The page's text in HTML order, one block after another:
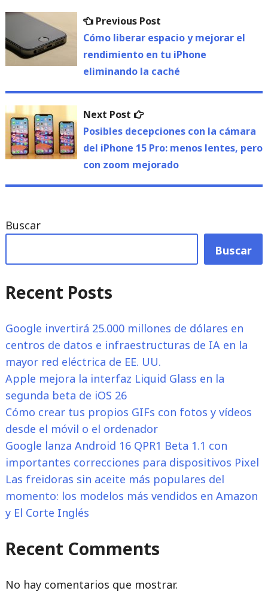
Navegación
de
entradas
Previous PostPrevious
post:
Cómo liberar espacio y mejorar el
rendimiento en tu iPhone
eliminando la caché
Next Post
Next
post:
Posibles decepciones con la cámara
del iPhone 15 Pro: menos lentes, pero
con zoom mejorado
Buscar
Buscar
Recent Posts
Google invertirá 25.000 millones de dólares en
centros de datos e infraestructuras de IA en la
mayor red eléctrica de EE. UU.
Apple mejora la interfaz Liquid Glass en la
segunda beta de iOS 26
Cómo crear tus propios GIFs con fotos y vídeos
desde el móvil o el ordenador
Google lanza Android 16 QPR1 Beta 1.1 con
importantes correcciones para dispositivos Pixel
Las freidoras sin aceite más populares del
momento: los modelos más vendidos en Amazon
y El Corte Inglés
Recent Comments
No hay comentarios que mostrar.